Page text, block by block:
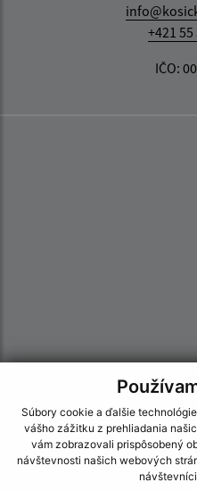
Súbory cookie a ďalšie
vášho zážitku z prehliadania
vám zobrazovali prispôsobený
návštevnosti našich webových
+421 55
IČO:
Vyhlásenie
Ochrana